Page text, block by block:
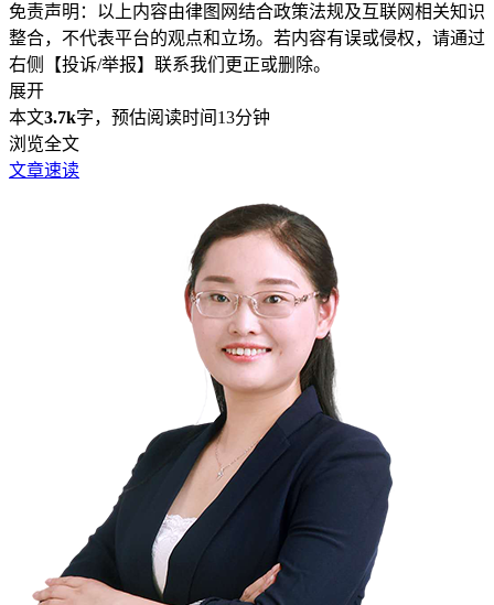
免责声明：以上内容由律图网结合政策法规及互联网相关知识
整合，不代表平台的观点和立场。若内容有误或侵权，请通过
右侧【投诉/举报】联系我们更正或删除。
展开
本文3.7k字，预估阅读时间13分钟
浏览全文
文章速读